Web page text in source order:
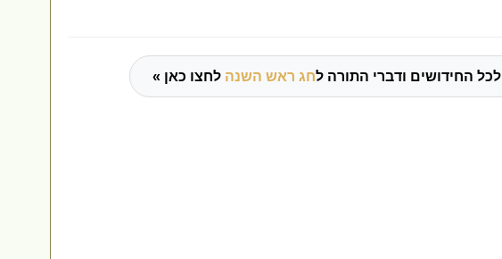
לכל החידושים ודברי התורה לחג ראש השנה לחצו כאן »